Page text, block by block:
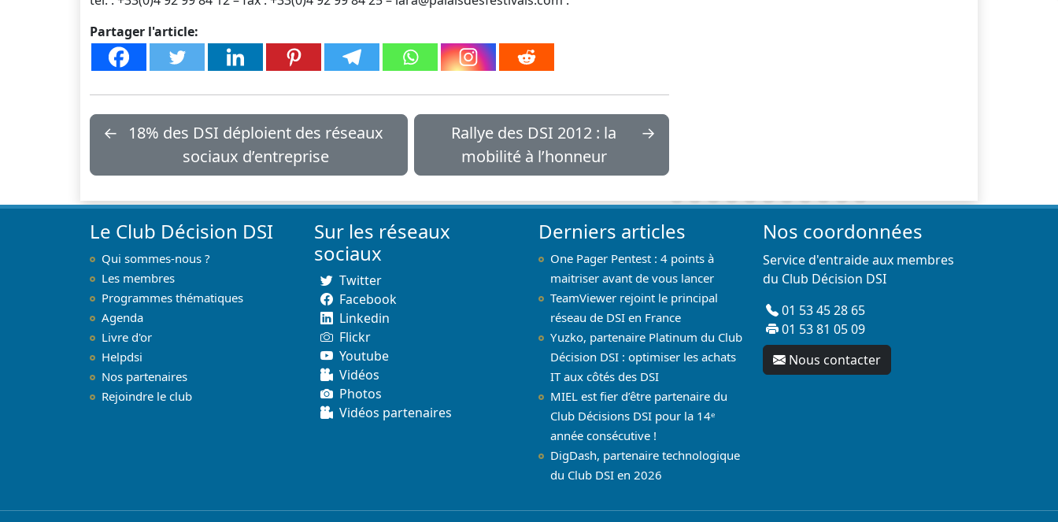
Partager l'article:
←
18% des DSI déploient des réseaux
sociaux d’entreprise
Rallye des DSI 2012 : la
mobilité à l’honneur
→
Le Club Décision DSI
Qui sommes-nous ?
Les membres
Programmes thématiques
Agenda
Livre d'or
Helpdsi
Nos partenaires
Rejoindre le club
Sur les réseaux
sociaux
Twitter
Facebook
Linkedin
Flickr
Youtube
Vidéos
Photos
Vidéos partenaires
Derniers articles
One Pager Pentest : 4 points à
maitriser avant de vous lancer
TeamViewer rejoint le principal
réseau de DSI en France
Yuzko, partenaire Platinum du Club
Décision DSI : optimiser les achats
IT aux côtés des DSI
MIEL est fier d’être partenaire du
Club Décisions DSI pour la 14ᵉ
année consécutive !
DigDash, partenaire technologique
du Club DSI en 2026
Nos coordonnées
Service d'entraide aux membres
du Club Décision DSI
01 53 45 28 65
01 53 81 05 09
Nous contacter